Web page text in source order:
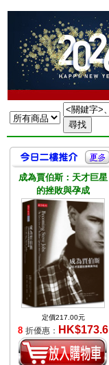
成為賈伯斯：天才巨星
的挫敗與孕成
定價217.00元
8 折優惠： HK$173.6